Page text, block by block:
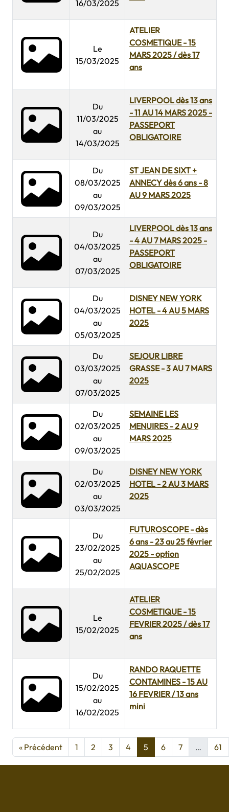
16/03/2025
Le
15/03/2025
ATELIER
COSMETIQUE - 15
MARS 2025 / dès 17
ans
Du
11/03/2025
au
14/03/2025
LIVERPOOL dès 13 ans
- 11 AU 14 MARS 2025 -
PASSEPORT
OBLIGATOIRE
Du
08/03/2025
au
09/03/2025
ST JEAN DE SIXT +
ANNECY dès 6 ans - 8
AU 9 MARS 2025
Du
04/03/2025
au
07/03/2025
LIVERPOOL dès 13 ans
- 4 AU 7 MARS 2025 -
PASSEPORT
OBLIGATOIRE
Du
04/03/2025
au
05/03/2025
DISNEY NEW YORK
HOTEL - 4 AU 5 MARS
2025
Du
03/03/2025
au
07/03/2025
SEJOUR LIBRE
GRASSE - 3 AU 7 MARS
2025
Du
02/03/2025
au
09/03/2025
SEMAINE LES
MENUIRES - 2 AU 9
MARS 2025
Du
02/03/2025
au
03/03/2025
DISNEY NEW YORK
HOTEL - 2 AU 3 MARS
2025
Du
23/02/2025
au
25/02/2025
FUTUROSCOPE - dès
6 ans - 23 au 25 février
2025 - option
AQUASCOPE
Le
15/02/2025
ATELIER
COSMETIQUE - 15
FEVRIER 2025 / dès 17
ans
Du
15/02/2025
au
16/02/2025
RANDO RAQUETTE
CONTAMINES - 15 AU
16 FEVRIER / 13 ans
mini
« Précédent 1 2 3 4 5 6 7 … 61